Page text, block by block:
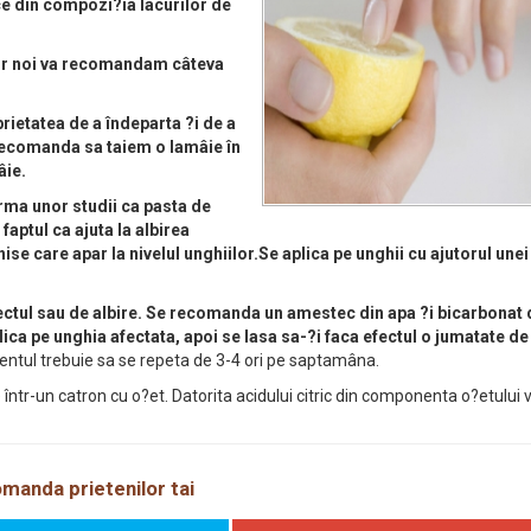
din compozi?ia lacurilor de
noi va recomandam câteva
de a îndeparta ?i de a
sa taiem o lamâie în
unor studii ca pasta de
ca ajuta la albirea
care apar la nivelul unghiilor.Se aplica pe unghii cu ajutorul unei
sau de albire. Se recomanda un amestec din apa ?i bicarbonat
pe unghia afectata, apoi se lasa sa-?i faca efectul o jumatate de
trebuie sa se repeta de 3-4 ori pe saptamâna.
un catron cu o?et. Datorita acidului citric din componenta o?etului
prietenilor tai